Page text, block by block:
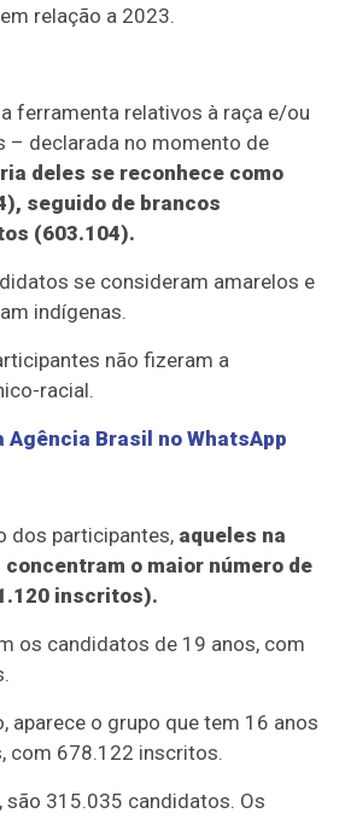
relação a 2023.
ferramenta relativos à raça e/ou
– declarada no momento de
deles se reconhece como
seguido de brancos
(603.104).
se consideram amarelos e
indígenas.
não fizeram a
racial.
Agência Brasil no WhatsApp
dos participantes, aqueles na
o maior número de
inscritos).
os candidatos de 19 anos, com
aparece o grupo que tem 16 anos
com 678.122 inscritos.
são 315.035 candidatos. Os